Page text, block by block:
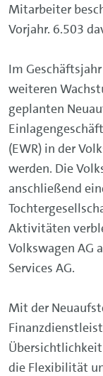
Mitarbeiter
Vorjahr. 6.503
Im
weiteren
geplanten
(EWR) in der
werden. Die
anschließend
Aktivitäten
Volkswagen AG
Services AG.
Mit der
die Flexibilität